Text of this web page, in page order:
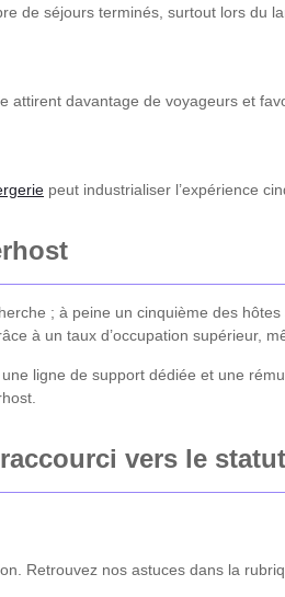
de séjours terminés, surtout lors du
davantage de voyageurs et
peut industrialiser l’expérience
; à peine un cinquième des
à un taux d’occupation supérieur,
ligne de support dédiée et une
vers le
Retrouvez nos astuces dans la